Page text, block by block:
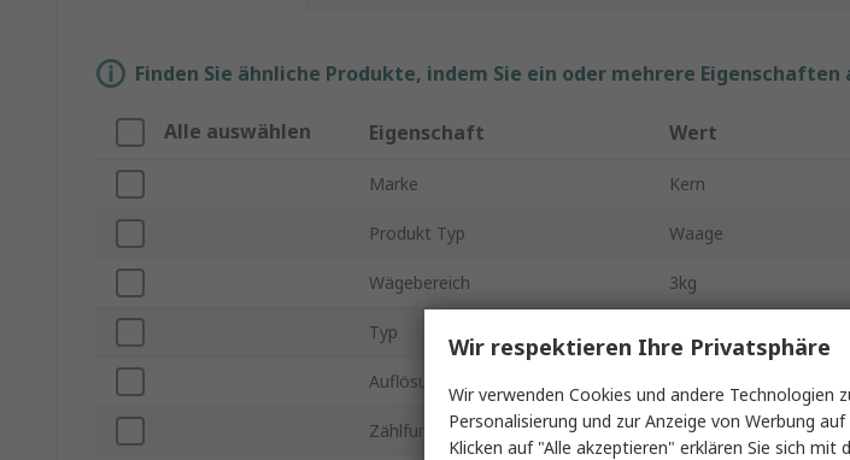
Finden Sie ähnliche Produkte, indem Sie ein oder mehrere Eigenschaften
Alle auswählen Eigenschaft Wert
Marke Kern
Produkt Typ Waage
Wägebereich 3kg
Typ
Auflösung
Zählfunktion Ja
Wir respektieren Ihre Privatsphäre
Wir verwenden Cookies und andere Technologien
Personalisierung und zur Anzeige von Werbung
Klicken auf "Alle akzeptieren" erklären Sie sich mit